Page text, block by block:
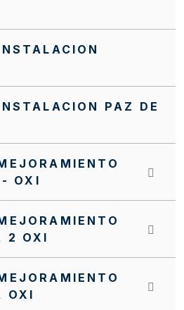
PAZ DE
OXI
2 OXI
OXI